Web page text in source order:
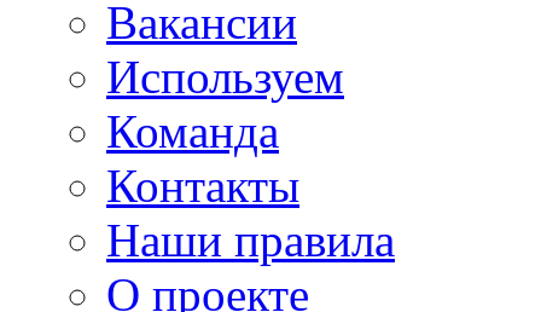
Вакансии
Используем
Команда
Контакты
Наши правила
О проекте